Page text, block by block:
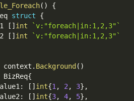
( )
{
struct
{
[ ] int
`v:"foreach|in:1,2,3"`
[ ] int
`v:"foreach|in:1,2,3"`
context . Background ( )
BizReq{
: [ ] int{1 , 2 , 3} ,
: [ ] int{3, 4, 5} ,